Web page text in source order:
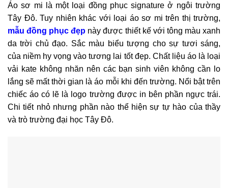
Áo sơ mi là một loại đồng phục signature ở ngôi trường
Tây Đô. Tuy nhiên khác với loại áo sơ mi trên thị trường,
mẫu đồng phục đẹp này được thiết kế với tông màu xanh
da trời chủ đạo. Sắc màu biểu tượng cho sự tươi sáng,
của niềm hy vọng vào tương lai tốt đẹp. Chất liệu áo là loại
vải kate không nhăn nên các bạn sinh viên không cần lo
lắng sẽ mất thời gian là áo mỗi khi đến trường. Nổi bật trên
chiếc áo có lẽ là logo trường được in bên phần ngực trái.
Chi tiết nhỏ nhưng phần nào thể hiện sự tự hào của thầy
và trò trường đại học Tây Đô.